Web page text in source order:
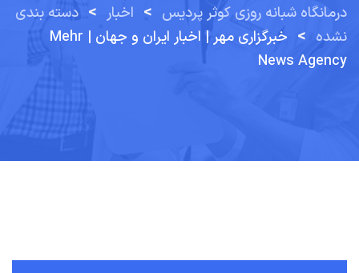
درمانگاه شبانه روزی کوثر پردیس > اخبار > دسته بندی
نشده >
خبرگزاری مهر | اخبار ایران و جهان | Mehr
News Agency